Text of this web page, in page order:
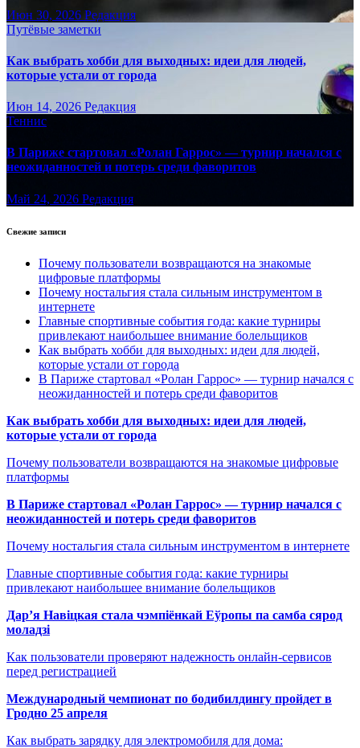
Июн 30, 2026 Редакция
Путёвые заметки
Как выбрать хобби для выходных: идеи для людей,
которые устали от города
Июн 14, 2026 Редакция
Теннис
В Париже стартовал «Ролан Гаррос» — турнир начался с
неожиданностей и потерь среди фаворитов
Май 24, 2026 Редакция
Свежие записи
Почему пользователи возвращаются на знакомые
цифровые платформы
Почему ностальгия стала сильным инструментом в
интернете
Главные спортивные события года: какие турниры
привлекают наибольшее внимание болельщиков
Как выбрать хобби для выходных: идеи для людей,
которые устали от города
В Париже стартовал «Ролан Гаррос» — турнир начался с
неожиданностей и потерь среди фаворитов
Как выбрать хобби для выходных: идеи для людей,
которые устали от города
Почему пользователи возвращаются на знакомые цифровые
платформы
В Париже стартовал «Ролан Гаррос» — турнир начался с
неожиданностей и потерь среди фаворитов
Почему ностальгия стала сильным инструментом в интернете
Главные спортивные события года: какие турниры
привлекают наибольшее внимание болельщиков
Дар’я Навіцкая стала чэмпіёнкай Еўропы па самба сярод
моладзі
Как пользователи проверяют надежность онлайн-сервисов
перед регистрацией
Международный чемпионат по бодибилдингу пройдет в
Гродно 25 апреля
Как выбрать зарядку для электромобиля для дома: